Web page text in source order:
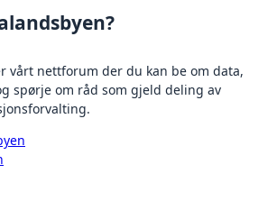
vårt nettforum der du kan be om data,
spørje om råd som gjeld deling av